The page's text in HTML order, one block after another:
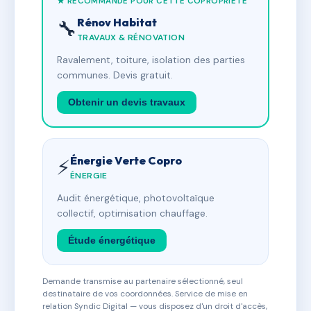
🔧 Rénov Habitat
TRAVAUX & RÉNOVATION
Ravalement, toiture, isolation des parties
communes. Devis gratuit.
Obtenir un devis travaux
⚡Énergie Verte Copro
ÉNERGIE
Audit énergétique, photovoltaïque
collectif, optimisation chauffage.
Étude énergétique
Demande transmise au partenaire sélectionné, seul
destinataire de vos coordonnées. Service de mise en
relation Syndic Digital — vous disposez d'un droit d'accès,